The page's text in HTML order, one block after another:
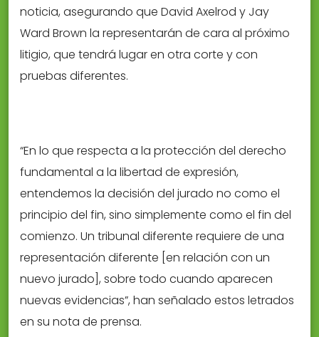
noticia, asegurando que David Axelrod y Jay
Ward Brown la representarán de cara al próximo
litigio, que tendrá lugar en otra corte y con
pruebas diferentes.
“En lo que respecta a la protección del derecho
fundamental a la libertad de expresión,
entendemos la decisión del jurado no como el
principio del fin, sino simplemente como el fin del
comienzo. Un tribunal diferente requiere de una
representación diferente [en relación con un
nuevo jurado], sobre todo cuando aparecen
nuevas evidencias”, han señalado estos letrados
en su nota de prensa.